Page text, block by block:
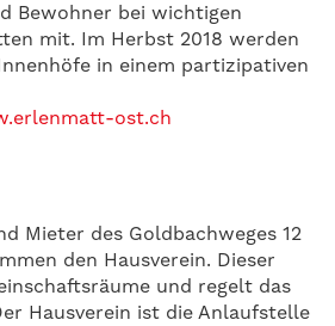
Bewohner bei wichtigen
mit. Im Herbst 2018 werden
in einem partizipativen
ost.ch
Mieter des Goldbachweges 12
den Hausverein. Dieser
und regelt das
Hausverein ist die Anlaufstelle